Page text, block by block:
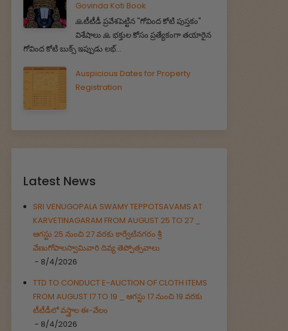
Govinda Koti Book
🙏టీటీడీ ప్రవేశపెట్టిన "గోవింద కోటి పుస్తకం"
విశేషాలు 🙏 భక్తుల కోసం ప్రత్యేకంగా తయారైన
గోవింద కోటి బుక్స్ ఇప్పుడు లభ్...
Auspicious Dates for Property
Registration
Latest News
SRI VENUGOPALA SWAMY TEPPOTSAVAMS AT
KARVETINAGARAM FROM AUGUST 25 TO 27 _
ఆగస్టు 25 నుంచి 27 వరకు కార్వేటినగరం శ్రీ
వేణుగోపాలస్వామివారి దివ్య తెప్పోత్సవాలు
- 8/4/2026
TTD TO CONDUCT E-AUCTION OF CLOTH ITEMS
FROM AUGUST 17 TO 19 _ ఆగస్టు 17 నుంచి 19 వరకు
టీటీడీలో వస్త్రాల ఈ-వేలం
- 8/4/2026